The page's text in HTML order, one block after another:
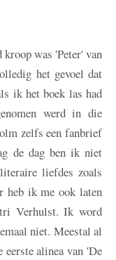
was 'Peter' van
het gevoel dat
ik het boek las had
werd in die
zelfs een fanbrief
de dag ben ik niet
liefdes zoals
heb ik me ook laten
Verhulst. Ik word
niet. Meestal al
alinea van 'De